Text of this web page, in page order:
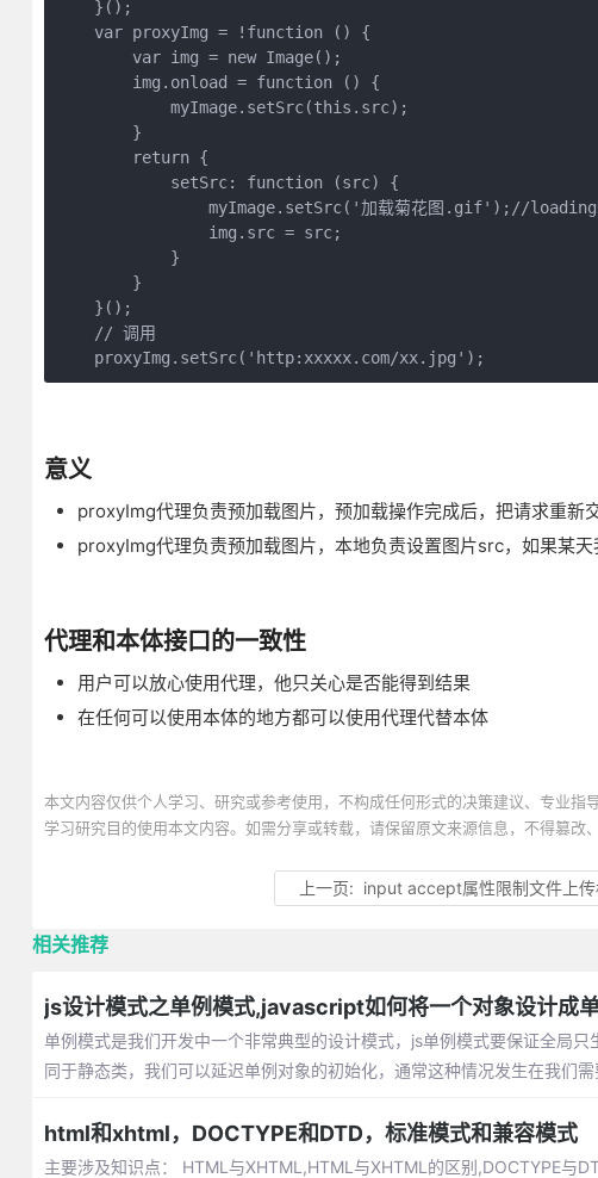
    }();
    var proxyImg = !function () {
        var img = new Image();
        img.onload = function () {
            myImage.setSrc(this.src);
        }
        return {
            setSrc: function (src) {
myImage.setSrc('加载菊花图.gif');//loading
                img.src = src;
            }
        }
    }();
    // 调用
    proxyImg.setSrc('http:xxxxx.com/xx.jpg');
意义
proxyImg代理负责预加载图片，预加载操作完成后，把请求重新
proxyImg代理负责预加载图片，本地负责设置图片src，如果某
代理和本体接口的一致性
用户可以放心使用代理，他只关心是否能得到结果
在任何可以使用本体的地方都可以使用代理代替本体
本文内容仅供个人学习、研究或参考使用，不构成任何形式的决策建议、专业
学习研究目的使用本文内容。如需分享或转载，请保留原文来源信息，不得篡改
上一页: input accept属性限制文件上
相关推荐
js设计模式之单例模式,javascript如何将一个对象设计成
单例模式是我们开发中一个非常典型的设计模式，js单例模式要保证全局
同于静态类，我们可以延迟单例对象的初始化，通常这种情况发生在我们需
html和xhtml，DOCTYPE和DTD，标准模式和兼容模式
主要涉及知识点： HTML与XHTML,HTML与XHTML的区别,DOCTYPE与